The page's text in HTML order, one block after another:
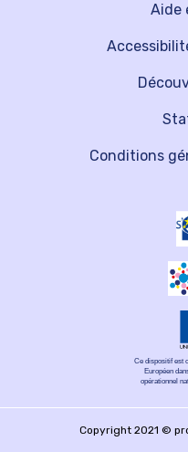
Aide
Conditions
Ce dispositif est
Européen
opérationnel
Copyright 2021 ©